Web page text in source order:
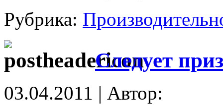
Рубрика:
Следует
03.04.2011 | Автор: